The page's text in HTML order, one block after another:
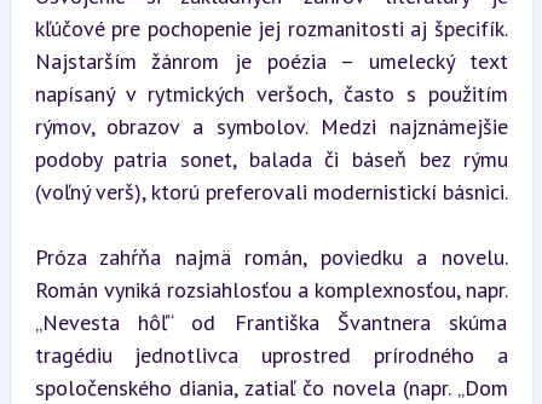
kľúčové pre pochopenie jej rozmanitosti aj špecifík.
Najstarším žánrom je poézia – umelecký text
napísaný v rytmických veršoch, často s použitím
rýmov, obrazov a symbolov. Medzi najznámejšie
podoby patria sonet, balada či báseň bez rýmu
(voľný verš), ktorú preferovali modernistickí básnici.
Próza zahŕňa najmä román, poviedku a novelu.
Román vyniká rozsiahlosťou a komplexnosťou, napr.
„Nevesta hôľ“ od Františka Švantnera skúma
tragédiu jednotlivca uprostred prírodného a
spoločenského diania, zatiaľ čo novela (napr. „Dom